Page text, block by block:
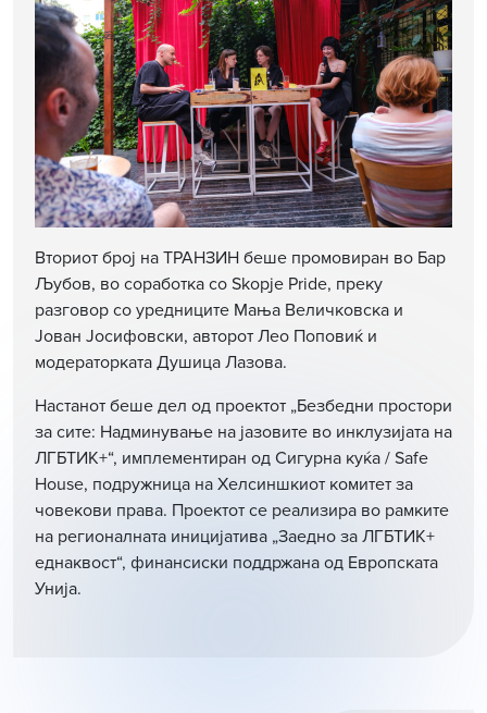
Вториот број на ТРАНЗИН беше промовиран во Бар
Љубов, во соработка со Skopje Pride, преку
разговор со уредниците Мања Величковска и
Јован Јосифовски, авторот Лео Поповиќ и
модераторката Душица Лазова.
Настанот беше дел од проектот „Безбедни простори
за сите: Надминување на јазовите во инклузијата на
ЛГБТИК+“, имплементиран од Сигурна куќа / Safe
House, подружница на Хелсиншкиот комитет за
човекови права. Проектот се реализира во рамките
на регионалната иницијатива „Заедно за ЛГБТИК+
еднаквост“, финансиски поддржана од Европската
Унија.